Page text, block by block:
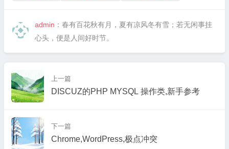
admin ：春有百花秋有月，夏有凉风冬有雪；若无闲事挂
心头，便是人间好时节。
上一篇
DISCUZ的PHP MYSQL 操作类,新手参考
下一篇
Chrome,WordPress,极点冲突